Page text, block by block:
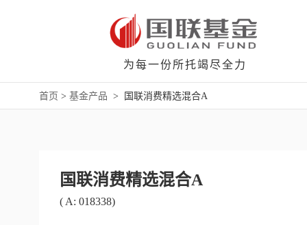
为每一份所托竭尽全力
首页 > 基金产品 > 国联消费精选混合A
国联消费精选混合A
( A: 018338)